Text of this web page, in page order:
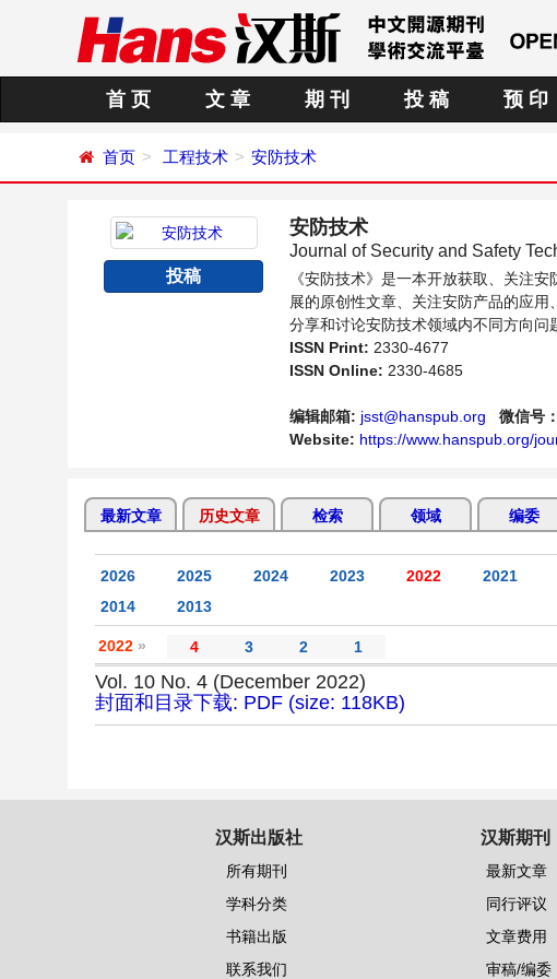
首 页 文 章 期 刊 投 稿 预 印
首页 工程技术 安防技术
投稿
安防技术
Journal of Security and Safety
《安防技术》是一本开放获取、关注
展的原创性文章、关注安防产品的应用
分享和讨论安防技术领域内不同方向问
ISSN Print: 2330-4677
ISSN Online: 2330-4685
编辑邮箱: jsst@hanspub.org 微信号：
Website: https://www.hanspub.org/
最新文章 历史文章 检索 领域 编委
2026 2025 2024 2023 2022 2021
2014
2013
2022 » 4 3 2 1
Vol. 10 No. 4 (December 2022)
封面和目录下载: PDF (size: 118KB)
汉斯出版社
所有期刊
学科分类
书籍出版
联系我们
汉斯期刊
最新文章
同行评议
文章费用
审稿/编委